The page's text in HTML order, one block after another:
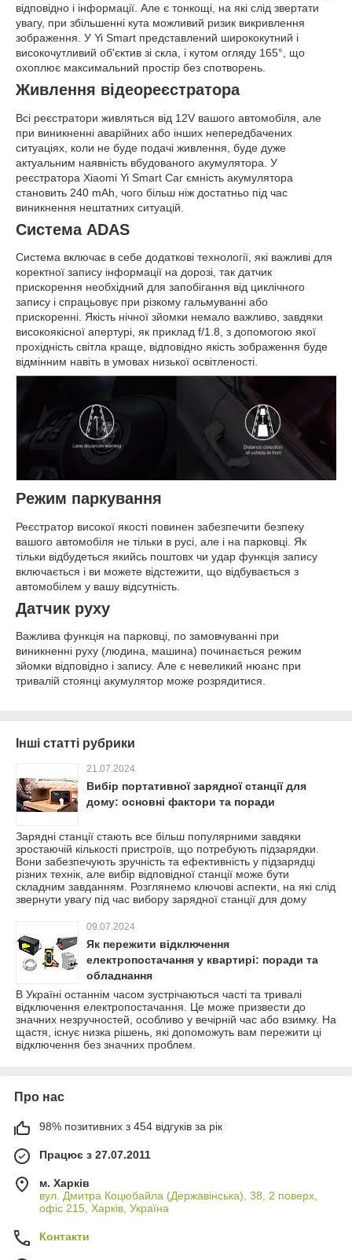
відповідно і інформації. Але є тонкощі, на які слід звертати
увагу, при збільшенні кута можливий ризик викривлення
зображення. У Yi Smart представлений ширококутний і
високочутливий об'єктив зі скла, і кутом огляду 165°, що
охоплює максимальний простір без спотворень.
Живлення відеореєстратора
Всі реєстратори живляться від 12V вашого автомобіля, але
при виникненні аварійних або інших непередбачених
ситуаціях, коли не буде подачі живлення, буде дуже
актуальним наявність вбудованого акумулятора. У
реєстратора Xiaomi Yi Smart Car ємність акумулятора
становить 240 mAh, чого більш ніж достатньо під час
виникнення нештатних ситуацій.
Система ADAS
Система включає в себе додаткові технології, які важливі для
коректної запису інформації на дорозі, так датчик
прискорення необхідний для запобігання від циклічного
запису і спрацьовує при різкому гальмуванні або
прискоренні. Якість нічної зйомки немало важливо, завдяки
високоякісної апертурі, як приклад f/1.8, з допомогою якої
прохідність світла краще, відповідно якість зображення буде
відмінним навіть в умовах низької освітленості.
Режим паркування
Реєстратор високої якості повинен забезпечити безпеку
вашого автомобіля не тільки в русі, але і на парковці. Як
тільки відбудеться якийсь поштовх чи удар функція запису
включається і ви можете відстежити, що відбувається з
автомобілем у вашу відсутність.
Датчик руху
Важлива функція на парковці, по замовчуванні при
виникненні руху (людина, машина) починається режим
зйомки відповідно і запису. Але є невеликий нюанс при
тривалій стоянці акумулятор може розрядитися.
Інші статті рубрики
21.07.2024
Вибір портативної зарядної станції для
дому: основні фактори та поради
Зарядні станції стають все більш популярними завдяки
зростаючій кількості пристроїв, що потребують підзарядки.
Вони забезпечують зручність та ефективність у підзарядці
різних технік, але вибір відповідної станції може бути
складним завданням. Розглянемо ключові аспекти, на які слід
звернути увагу під час вибору зарядної станції для дому
09.07.2024
Як пережити відключення
електропостачання у квартирі: поради та
обладнання
В Україні останнім часом зустрічаються часті та тривалі
відключення електропостачання. Це може призвести до
значних незручностей, особливо у вечірній час або взимку. На
щастя, існує низка рішень, які допоможуть вам пережити ці
відключення без значних проблем.
Про нас
98% позитивних з 454 відгуків за рік
Працює з 27.07.2011
м. Харків
вул. Дмитра Коцюбайла (Державінська), 38, 2 поверх,
офіс 215, Харків, Україна
Контакти